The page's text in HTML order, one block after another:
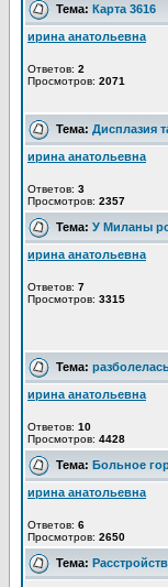
Тема: Карта 3616
ирина анатольевна
Ответов: 2
Просмотров: 2071
Тема: Дисплазия
ирина анатольевна
Ответов: 3
Просмотров: 2357
Тема: У Миланы
ирина анатольевна
Ответов: 7
Просмотров: 3315
Тема:
ирина анатольевна
Ответов: 10
Просмотров: 4428
Тема: Больное
ирина анатольевна
Ответов: 6
Просмотров: 2650
Тема: